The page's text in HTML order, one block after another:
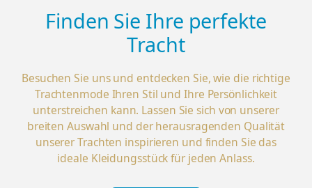
Finden Sie Ihre perfekte
Tracht
Besuchen Sie uns und entdecken Sie, wie die richtige
Trachtenmode Ihren Stil und Ihre Persönlichkeit
unterstreichen kann. Lassen Sie sich von unserer
breiten Auswahl und der herausragenden Qualität
unserer Trachten inspirieren und finden Sie das
ideale Kleidungsstück für jeden Anlass.